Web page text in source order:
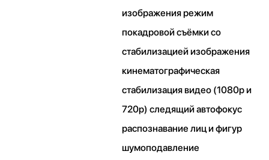
изображения режим
покадровой съёмки со
стабилизацией изображения
кинематографическая
стабилизация видео (1080p и
720p) следящий автофокус
распознавание лиц и фигур
шумоподавление